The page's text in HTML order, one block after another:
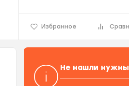
Избранное
Не нашли